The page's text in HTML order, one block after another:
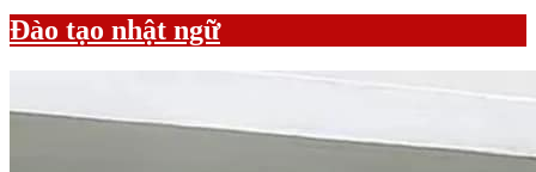
Đào tạo nhật ngữ